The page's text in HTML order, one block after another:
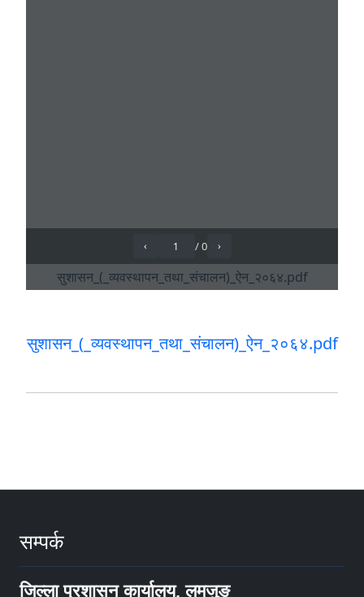
सुशासन_(_व्यवस्थापन_तथा_संचालन)_ऐन_२०६४.pdf
सम्पर्क
जिल्ला प्रशासन कार्यालय, लमजुङ